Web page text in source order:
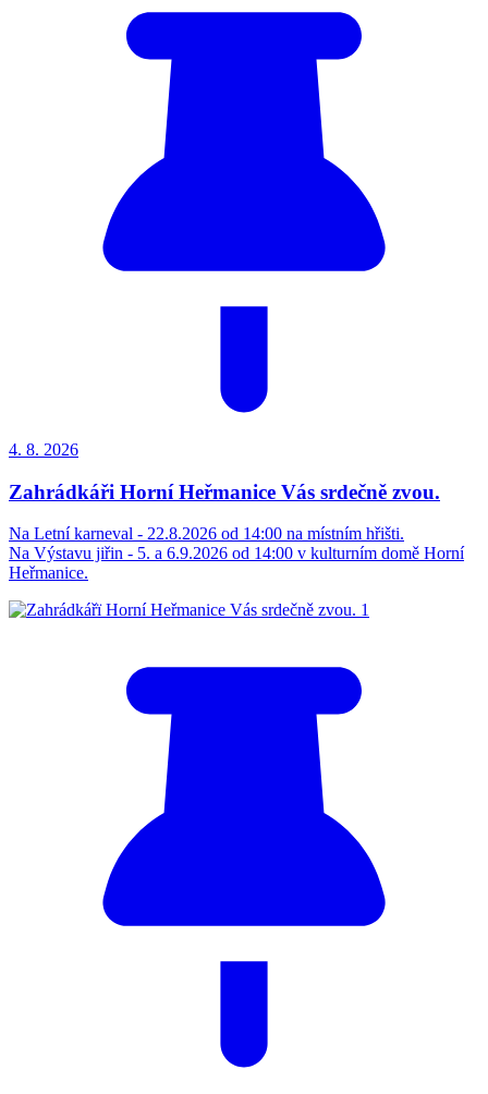
4. 8. 2026
Zahrádkáři Horní Heřmanice Vás srdečně zvou.
Na Letní karneval - 22.8.2026 od 14:00 na místním hřišti.
Na Výstavu jiřin - 5. a 6.9.2026 od 14:00 v kulturním domě Horní
Heřmanice.